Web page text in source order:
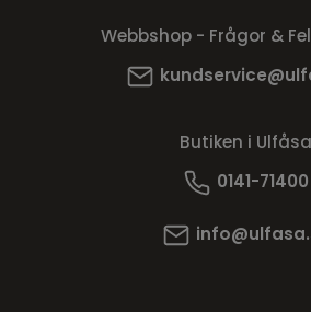
Webbshop - Frågor &
Butiken i Ulfåsa
0141-71400